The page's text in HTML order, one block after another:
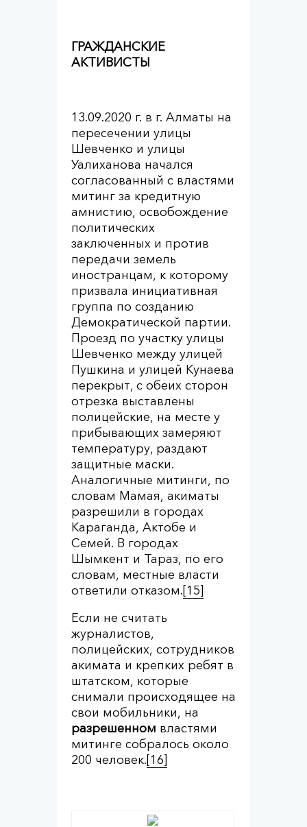
ГРАЖДАНСКИЕ
АКТИВИСТЫ
13.09.2020 г. в г. Алматы на
пересечении улицы
Шевченко и улицы
Уалиханова начался
согласованный с властями
митинг за кредитную
амнистию, освобождение
политических
заключенных и против
передачи земель
иностранцам, к которому
призвала инициативная
группа по созданию
Демократической партии.
Проезд по участку улицы
Шевченко между улицей
Пушкина и улицей Кунаева
перекрыт, с обеих сторон
отрезка выставлены
полицейские, на месте у
прибывающих замеряют
температуру, раздают
защитные маски.
Аналогичные митинги, по
словам Мамая, акиматы
разрешили в городах
Караганда, Актобе и
Семей. В городах
Шымкент и Тараз, по его
словам, местные власти
ответили отказом.[15]
Если не считать
журналистов,
полицейских, сотрудников
акимата и крепких ребят в
штатском, которые
снимали происходящее на
свои мобильники, на
разрешенном властями
митинге собралось около
200 человек.[16]